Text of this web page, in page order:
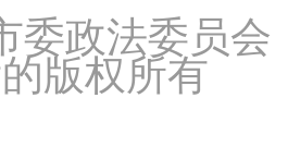
委政法委员会
版权所有